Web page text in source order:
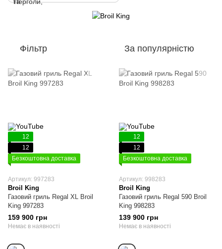
Фільтр За популярністю
12
12
Безкоштовна доставка
Артикул: 997283
Broil King
Газовий гриль Regal XL Broil
King 997283
159 900 грн
Немає в наявності
12
12
Безкоштовна доставка
Артикул: 998283
Broil King
Газовий гриль Regal 590 Broil
King 998283
139 900 грн
Немає в наявності